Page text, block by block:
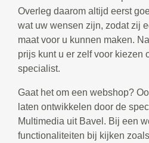
Overleg daarom altijd eerst
wat uw wensen zijn, zodat zij
maat voor u kunnen maken.
prijs kunt u er zelf voor kiezen
specialist.
Gaat het om een webshop?
laten ontwikkelen door de
Multimedia uit Bavel. Bij een
functionaliteiten bij kijken